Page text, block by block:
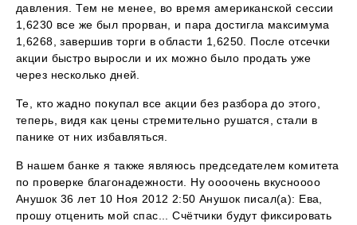
давления. Тем не менее, во время американской сессии
1,6230 все же был прорван, и пара достигла максимума
1,6268, завершив торги в области 1,6250. После отсечки
акции быстро выросли и их можно было продать уже
через несколько дней.
Те, кто жадно покупал все акции без разбора до этого,
теперь, видя как цены стремительно рушатся, стали в
панике от них избавляться.
В нашем банке я также являюсь председателем комитета
по проверке благонадежности. Ну оооочень вкусноооо
Анушок 36 лет 10 Ноя 2012 2:50 Анушок писал(а): Ева,
прошу отценить мой спас... Счётчики будут фиксировать